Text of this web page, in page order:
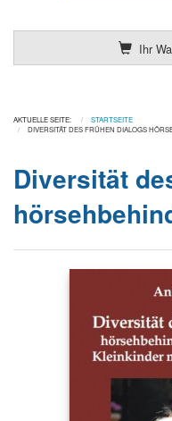
Ihr
AKTUELLE SEITE:
STARTSEITE
DIVERSITÄT DES FRÜHEN DIALOGS
Diversität